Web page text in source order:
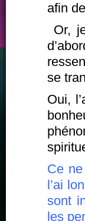
afin
Or,
se
Oui,
Ce
l’ai
sont
les